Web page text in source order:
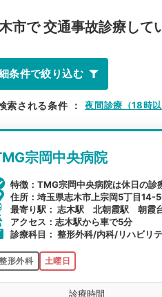
市で 交通事故診療して
条件で絞り込む
索される条件 ： 夜間診療（18時以
宗岡中央病院
特徴：TMG宗岡中央病院は休日の診
住所：埼玉県志木市上宗岡5丁目14-
最寄り駅： 志木駅 北朝霞駅 朝霞
アクセス：志木駅から車で5分
診療科目： 整形外科/内科/リハビリ
形外科 土曜日
診療時間